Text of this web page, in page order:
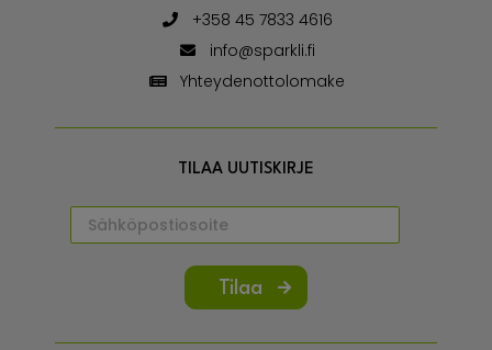
+358 45 7833 4616
info@sparkli.fi
Yhteydenottolomake
TILAA UUTISKIRJE
Tilaa